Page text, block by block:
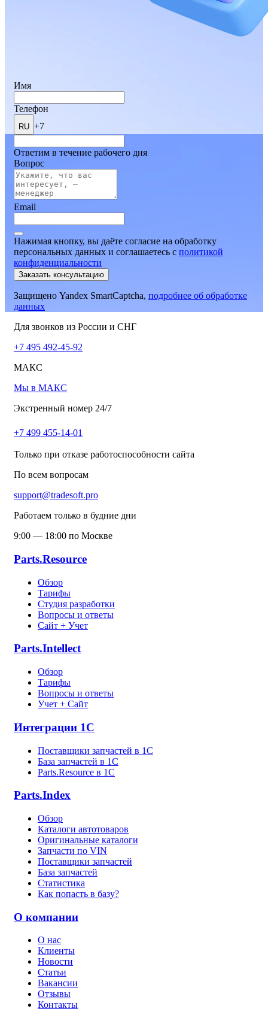
Имя
Телефон
RU +7
Ответим в течение рабочего дня
Вопрос
Email
Нажимая кнопку, вы даёте согласие на обработку
персональных данных и соглашаетесь c политикой
конфиденциальности
Заказать консультацию
Защищено Yandex SmartCaptcha, подробнее об обработке
данных
Для звонков из России и СНГ
+7 495 492-45-92
МАКС
Мы в МАКС
Экстренный номер 24/7
+7 499 455-14-01
Только при отказе работоспособности сайта
По всем вопросам
support@tradesoft.pro
Работаем только в будние дни
9:00 — 18:00 по Москве
Parts.Resource
Обзор
Тарифы
Студия разработки
Вопросы и ответы
Сайт + Учет
Parts.Intellect
Обзор
Тарифы
Вопросы и ответы
Учет + Сайт
Интеграции 1С
Поставщики запчастей в 1C
База запчастей в 1С
Parts.Resource в 1C
Parts.Index
Обзор
Каталоги автотоваров
Оригинальные каталоги
Запчасти по VIN
Поставщики запчастей
База запчастей
Статистика
Как попасть в базу?
О компании
О нас
Клиенты
Новости
Статьи
Вакансии
Отзывы
Контакты